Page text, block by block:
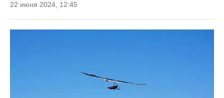
22 июня 2024, 12:45